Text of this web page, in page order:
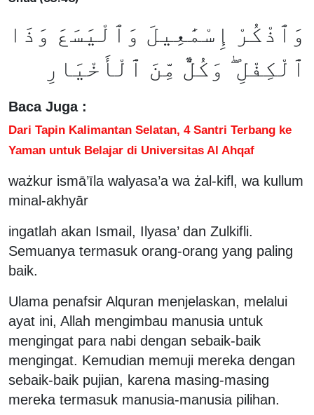
وَٱذْكُرْ إِسْمَٰعِيلَ وَٱلْيَسَعَ وَذَا
ٱلْكِفْلِ ۖ وَكُلٌّ مِّنَ ٱلْأَخْيَارِ
Baca Juga :
Dari Tapin Kalimantan Selatan, 4 Santri Terbang ke
Yaman untuk Belajar di Universitas Al Ahqaf
ważkur ismā’īla walyasa’a wa żal-kifl, wa kullum
minal-akhyār
ingatlah akan Ismail, Ilyasa’ dan Zulkifli.
Semuanya termasuk orang-orang yang paling
baik.
Ulama penafsir Alquran menjelaskan, melalui
ayat ini, Allah mengimbau manusia untuk
mengingat para nabi dengan sebaik-baik
mengingat. Kemudian memuji mereka dengan
sebaik-baik pujian, karena masing-masing
mereka termasuk manusia-manusia pilihan.